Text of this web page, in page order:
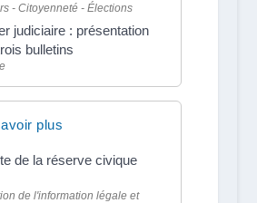
- Citoyenneté - Élections
judiciaire : présentation
bulletins
plus
de la réserve civique
de l'information légale et